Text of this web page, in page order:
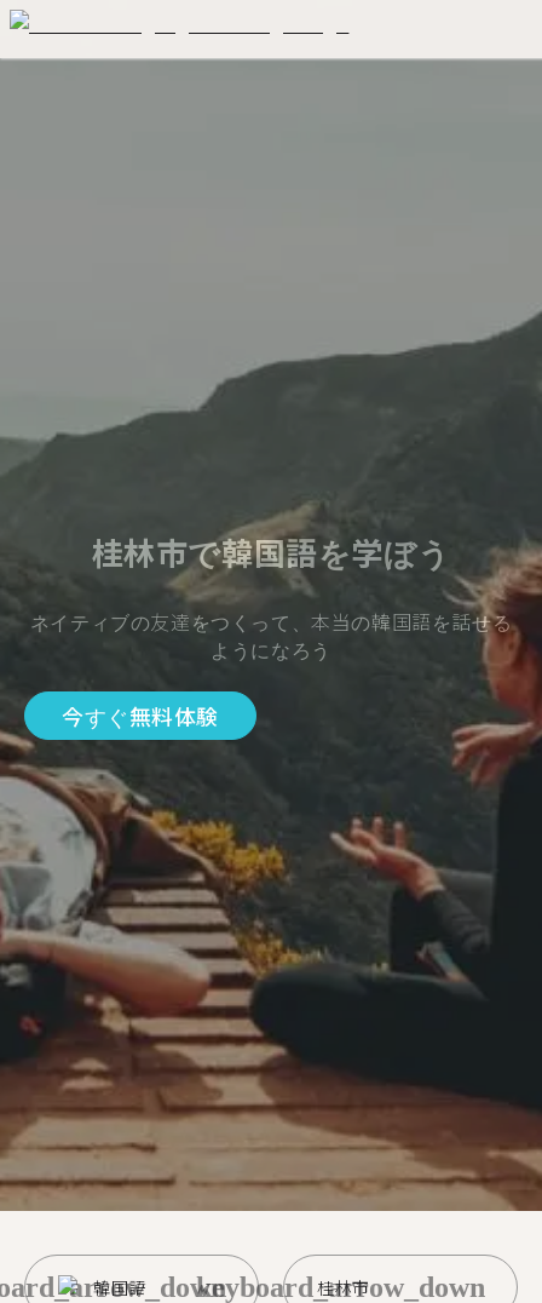
桂林市で韓国語を学ぼう
ネイティブの友達をつくって、本当の韓国語を話せる
ようになろう
今すぐ無料体験
韓国語 桂林市
keyboard_arrow_down